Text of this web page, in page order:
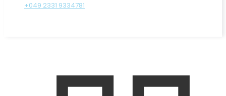
+049 2331 9334781